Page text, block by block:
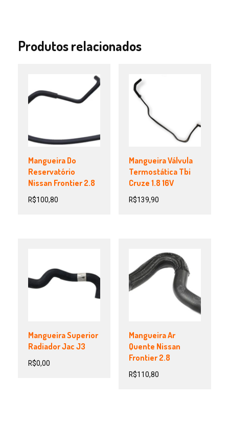
Produtos relacionados
Mangueira Do
Reservatório
Nissan Frontier 2.8
R$100,80
Mangueira Válvula
Termostática Tbi
Cruze 1.8 16V
R$139,90
Mangueira Superior
Radiador Jac J3
R$0,00
Mangueira Ar
Quente Nissan
Frontier 2.8
R$110,80